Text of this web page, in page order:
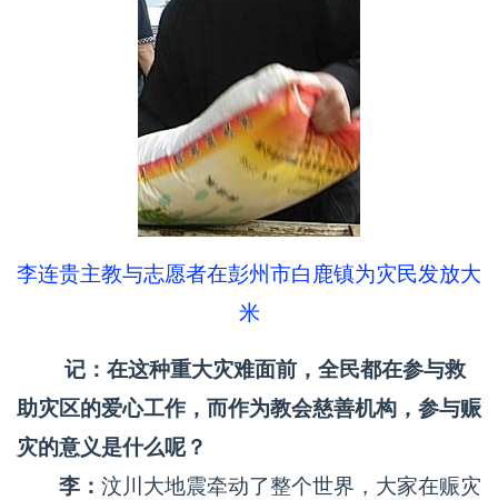
李连贵主教与志愿者在彭州市白鹿镇为灾民发放大
米
记：在这种重大灾难面前，全民都在参与救
助灾区的爱心工作，而作为教会慈善机构，参与赈
灾的意义是什么呢？
李： 汶川大地震牵动了整个世界，大家在赈灾